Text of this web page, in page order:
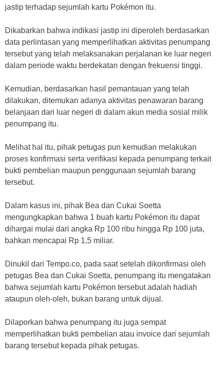
jastip terhadap sejumlah kartu Pokémon itu.
Dikabarkan bahwa indikasi jastip ini diperoleh berdasarkan
data perlintasan yang memperlihatkan aktivitas penumpang
tersebut yang telah melaksanakan perjalanan ke luar negeri
dalam periode waktu berdekatan dengan frekuensi tinggi.
Kemudian, berdasarkan hasil pemantauan yang telah
dilakukan, ditemukan adanya aktivitas penawaran barang
belanjaan dari luar negeri di dalam akun media sosial milik
penumpang itu.
Melihat hal itu, pihak petugas pun kemudian melakukan
proses konfirmasi serta verifikasi kepada penumpang terkait
bukti pembelian maupun penggunaan sejumlah barang
tersebut.
Dalam kasus ini, pihak Bea dan Cukai Soetta
mengungkapkan bahwa 1 buah kartu Pokémon itu dapat
dihargai mulai dari angka Rp 100 ribu hingga Rp 100 juta,
bahkan mencapai Rp 1,5 miliar.
Dinukil dari Tempo.co, pada saat setelah dikonfirmasi oleh
petugas Bea dan Cukai Soetta, penumpang itu mengatakan
bahwa sejumlah kartu Pokémon tersebut adalah hadiah
ataupun oleh-oleh, bukan barang untuk dijual.
Dilaporkan bahwa penumpang itu juga sempat
memperlihatkan bukti pembelian atau invoice dari sejumlah
barang tersebut kepada pihak petugas.